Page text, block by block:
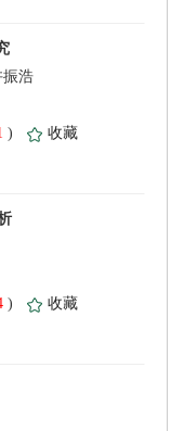
振浩
)
)